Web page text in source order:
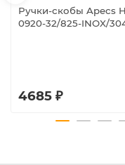
Ручки-скобы Apecs
0920-32/825-INOX/
4685 ₽